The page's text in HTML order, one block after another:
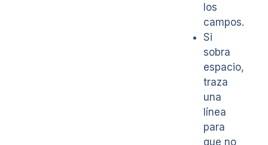
los
campos.
Si
sobra
espacio,
traza
una
línea
para
que no